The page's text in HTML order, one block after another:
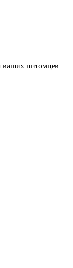
ваших питомцев